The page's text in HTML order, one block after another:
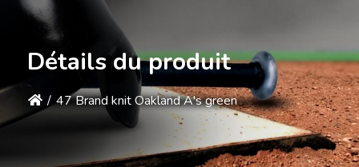
Détails du produit
/ 47 Brand knit Oakland A's green